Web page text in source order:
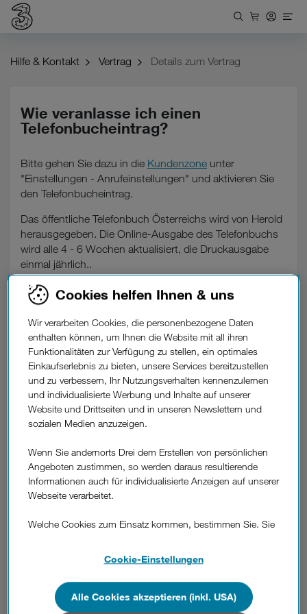
Hilfe & Kontakt Vertrag Details zum Vertrag
Wie veranlasse ich einen
Telefonbucheintrag?
Bitte gehen Sie dazu in die Kundenzone unter
"Einstellungen - Anrufeinstellungen" und aktivieren Sie
den Telefonbucheintrag.
Das öffentliche Telefonbuch Österreichs wird von Herold
herausgegeben. Die Online-Ausgabe des Telefonbuchs
wird alle 4 - 6 Wochen aktualisiert, die Druckausgabe
einmal jährlich..
War diese Information hilfreich?
Feedback
Weitere
Fragen
aus
Bereich
"Details
zum
Vertrag"
Was ist das Kundenkennwort und wo finde
ich es?
Wie ändere ich mein Kundenkennwort?
Kundenkennwort vergessen habe?
Cookies helfen Ihnen & uns
Wir verarbeiten Cookies, die personenbezogene Daten
enthalten können, um Ihnen die Website mit all ihren
Funktionalitäten zur Verfügung zu stellen, ein optimales
Einkaufserlebnis zu bieten, unsere Services bereitzustellen
und zu verbessern, Ihr Nutzungsverhalten kennenzulernen
und individualisierte Werbung und Inhalte auf unserer
Website und Drittseiten und in unseren Newslettern und
sozialen Medien anzuzeigen.
Wenn Sie andernorts Drei dem Erstellen von persönlichen
Angeboten zustimmen, so werden daraus resultierende
Informationen auch für individualisierte Anzeigen auf unserer
Webseite verarbeitet.
Welche Cookies zum Einsatz kommen, bestimmen Sie. Sie
Wenn Sie allen Cookies zustimmen, werden auch Cookies
von Drittanbietern verarbeitet, die Ihre Daten in Ländern
Cookie-Einstellungen
Alle Cookies akzeptieren (inkl. USA)